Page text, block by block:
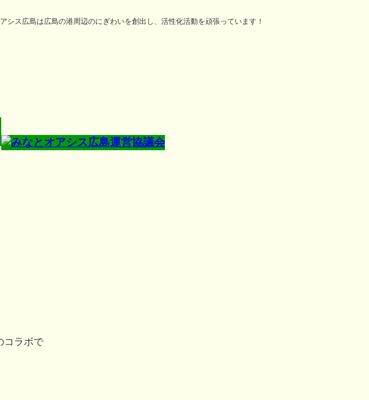
シス広島は広島の港周辺のにぎわいを創出し、活性化活動を頑張っています！
コラボで